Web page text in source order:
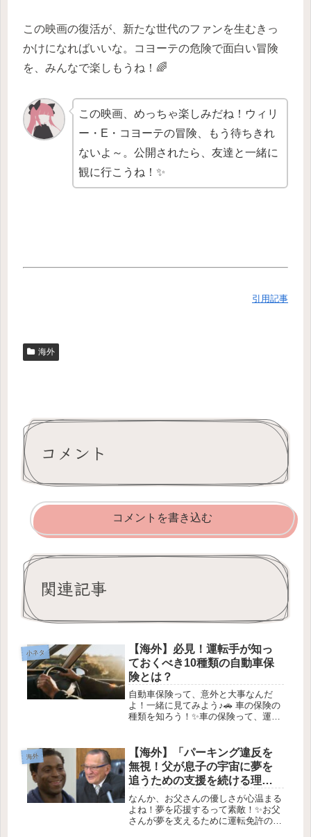
この映画の復活が、新たな世代のファンを生むきっ
かけになればいいな。コヨーテの危険で面白い冒険
を、みんなで楽しもうね！🌈
この映画、めっちゃ楽しみだね！ウィリ
ー・E・コヨーテの冒険、もう待ちきれ
ないよ～。公開されたら、友達と一緒に
観に行こうね！✨
引用記事
海外
コメント
コメントを書き込む
関連記事
小ネタ
【海外】必見！運転手が知っ
ておくべき10種類の自動車保
険とは？
自動車保険って、意外と大事なんだ
よ！一緒に見てみよう♪🚗 車の保険の
種類を知ろう！✨車の保険って、運転
は、まず保険の種類を知っておくこと
がポイントなんだ！ここからいくつか
の...
海外
【海外】「パーキング違反を
無視！父が息子の宇宙に夢を
追うための支援を続ける理
由」
なんか、お父さんの優しさが心温まる
よね！夢を応援するって素敵！✨お父
さんが夢を支えるために運転免許の罰